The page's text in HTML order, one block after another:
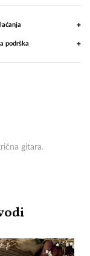
+
podrška +
gitara.